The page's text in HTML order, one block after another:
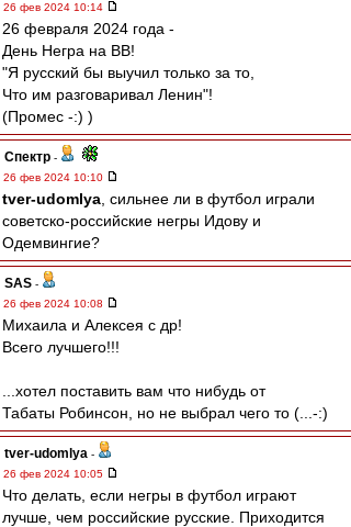
26 фев 2024 10:14
26 февраля 2024 года -
День Негра на ВВ!
"Я русский бы выучил только за то,
Что им разговаривал Ленин"!
(Промес -:) )
Спектр -
26 фев 2024 10:10
tver-udomlya , сильнее ли в футбол играли
советско-российские негры Идову и
Одемвингие?
SAS -
26 фев 2024 10:08
Михаила и Алексея с др!
Всего лучшего!!!
...хотел поставить вам что нибудь от
Табаты Робинсон, но не выбрал чего то (...-:)
tver-udomlya -
26 фев 2024 10:05
Что делать, если негры в футбол играют
лучше, чем российские русские. Приходится